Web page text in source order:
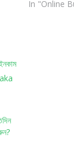
In "Online